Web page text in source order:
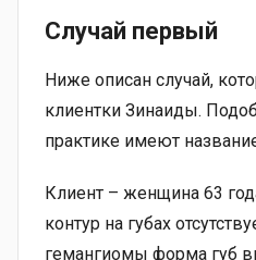
Случай первый
Ниже описан случай,
клиентки Зинаиды.
практике имеют
Клиент – женщина 63
контур на губах
гемангиомы форма губ